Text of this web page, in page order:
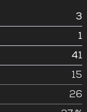
3
1
41
15
26